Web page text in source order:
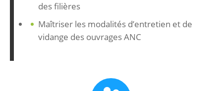
des filières
Maîtriser les modalités d’entretien et de
vidange des ouvrages ANC